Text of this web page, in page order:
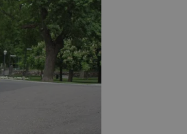
Päättymisaika Kuvaus
1 vuosi 1
kuukausi
Tämä evästeen nimi liittyy
merkittävä päivitys Googlen
Tätä evästettä käytetään